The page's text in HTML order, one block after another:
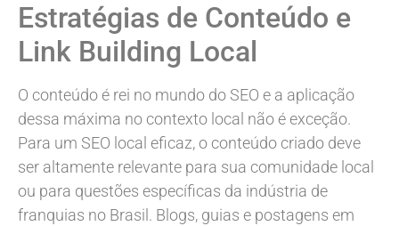
Estratégias de Conteúdo e
Link Building Local
O conteúdo é rei no mundo do SEO e a aplicação
dessa máxima no contexto local não é exceção.
Para um SEO local eficaz, o conteúdo criado deve
ser altamente relevante para sua comunidade local
ou para questões específicas da indústria de
franquias no Brasil. Blogs, guias e postagens em